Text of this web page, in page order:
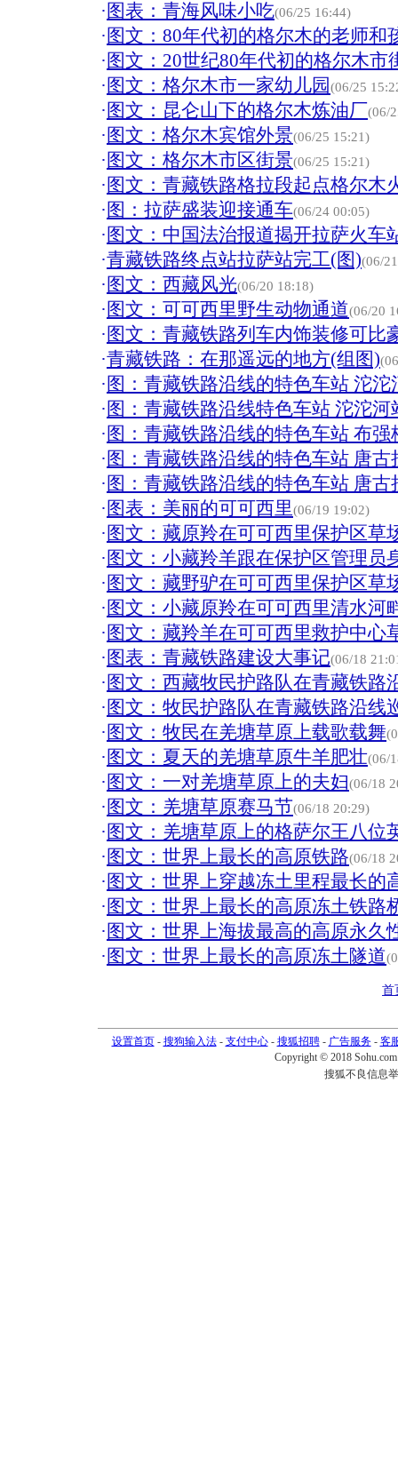
· 图表：青海风味小吃(06/25 16:44)
· 图文：80年代初的格尔木的老师和
· 图文：20世纪80年代初的格尔木市
· 图文：格尔木市一家幼儿园 (06/25
· 图文：昆仑山下的格尔木炼油厂(06/
· 图文：格尔木宾馆外景(06/25 15:21)
· 图文：格尔木市区街景(06/25 15:21)
· 图文：青藏铁路格拉段起点格尔木
· 图：拉萨盛装迎接通车(06/24 00:05)
· 图文：中国法治报道揭开拉萨火车
·青藏铁路终点站拉萨站完工(图)(06/
· 图文：西藏风光(06/20 18:18)
· 图文：可可西里野生动物通道(06/20
· 图文：青藏铁路列车内饰装修可比
·青藏铁路：在那遥远的地方(组图)
· 图：青藏铁路沿线的特色车站 沱沱
· 图：青藏铁路沿线特色车站 沱沱河
· 图：青藏铁路沿线的特色车站 布强
· 图：青藏铁路沿线的特色车站 唐古
· 图：青藏铁路沿线的特色车站 唐古
· 图表：美丽的可可西里(06/19 19:02)
· 图文：藏原羚在可可西里保护区草
· 图文：小藏羚羊跟在保护区管理员
· 图文：藏野驴在可可西里保护区草
· 图文：小藏原羚在可可西里清水河
· 图文：藏羚羊在可可西里救护中心
· 图表：青藏铁路建设大事记(06/18
· 图文：西藏牧民护路队在青藏铁路
· 图文：牧民护路队在青藏铁路沿线
· 图文：牧民在羌塘草原上载歌载舞
· 图文：夏天的羌塘草原牛羊肥壮(06/
· 图文：一对羌塘草原上的夫妇(06/18
· 图文：羌塘草原赛马节(06/18 20:29)
· 图文：羌塘草原上的格萨尔王八位
· 图文：世界上最长的高原铁路(06/18
· 图文：世界上穿越冻土里程最长的
· 图文：世界上最长的高原冻土铁路
· 图文：世界上海拔最高的高原永久
· 图文：世界上最长的高原冻土隧道
首
设置首页- 搜狗输入法- 支付中心- 搜狐招聘- 广告服务- 客
Copyright © 2018
搜狐不良信息